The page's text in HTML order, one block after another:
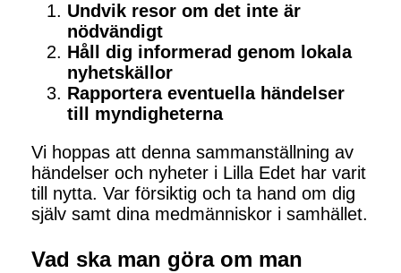
Undvik resor om det inte är
nödvändigt
Håll dig informerad genom lokala
nyhetskällor
Rapportera eventuella händelser
till myndigheterna
Vi hoppas att denna sammanställning av
händelser och nyheter i Lilla Edet har varit
till nytta. Var försiktig och ta hand om dig
själv samt dina medmänniskor i samhället.
Vad ska man göra om man